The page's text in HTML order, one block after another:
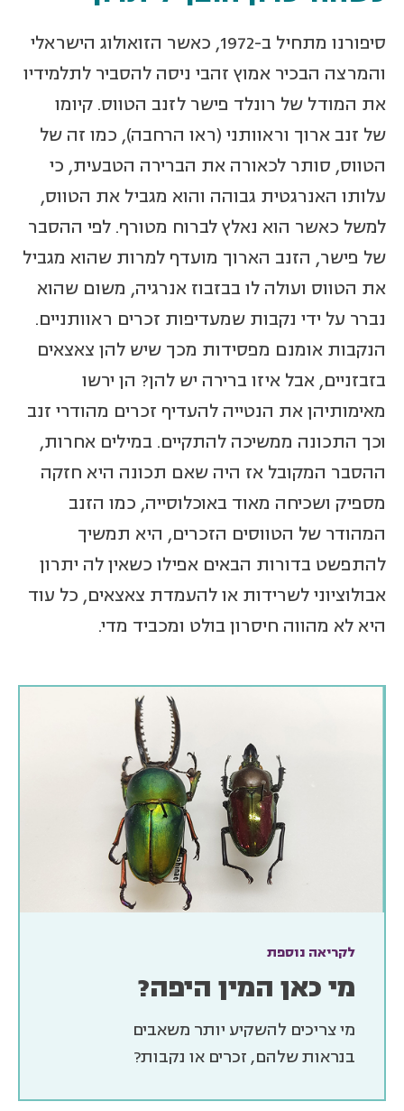
סיפורנו מתחיל ב-1972, כאשר הזואולוג הישראלי
והמרצה הבכיר אמוץ זהבי ניסה להסביר לתלמידיו
את המודל של רונלד פישר לזנב הטווס. קיומו
של זנב ארוך וראוותני (ראו הרחבה), כמו זה של
הטווס, סותר לכאורה את הברירה הטבעית, כי
עלותו האנרגטית גבוהה והוא מגביל את הטווס,
למשל כאשר הוא נאלץ לברוח מטורף. לפי ההסבר
של פישר, הזנב הארוך מועדף למרות שהוא מגביל
את הטווס ועולה לו בבזבוז אנרגיה, משום שהוא
נברר על ידי נקבות שמעדיפות זכרים ראוותניים.
הנקבות אומנם מפסידות מכך שיש להן צאצאים
בזבזניים, אבל איזו ברירה יש להן? הן ירשו
מאימותיהן את הנטייה להעדיף זכרים מהודרי זנב
וכך התכונה ממשיכה להתקיים. במילים אחרות,
ההסבר המקובל אז היה שאם תכונה היא חזקה
מספיק ושכיחה מאוד באוכלוסייה, כמו הזנב
המהודר של הטווסים הזכרים, היא תמשיך
להתפשט בדורות הבאים אפילו כשאין לה יתרון
אבולוציוני לשרידות או להעמדת צאצאים, כל עוד
היא לא מהווה חיסרון בולט ומכביד מדי.
לקריאה נוספת
מי כאן המין היפה?
מי צריכים להשקיע יותר משאבים
בנראות שלהם, זכרים או נקבות?